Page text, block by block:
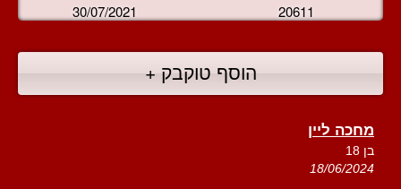
30/07/2021 20611
הוסף טוקבק +
מחכה ליין
בן 18
18/06/2024